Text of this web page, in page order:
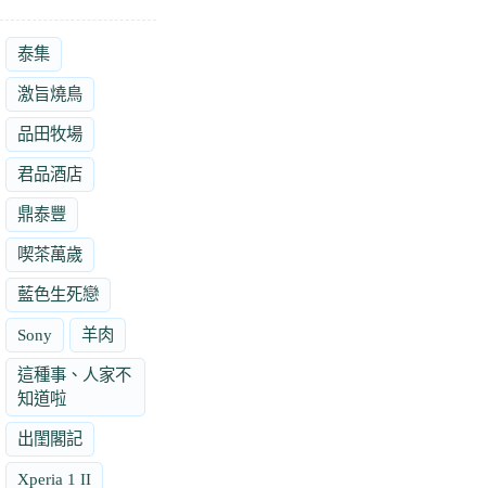
泰集
激旨燒鳥
品田牧場
君品酒店
鼎泰豐
喫茶萬歲
藍色生死戀
Sony 羊肉
這種事、人家不
知道啦
出閨閣記
Xperia 1 II